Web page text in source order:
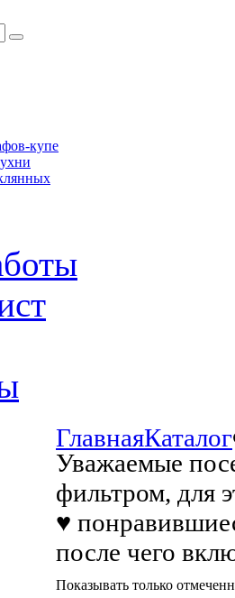
купе
ГлавнаяКаталог
Уважаемые
фильтром, для
♥
после чего
Показывать только